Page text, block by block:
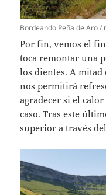
Bordeando Peña de Aro /
Por fin, vemos el
toca remontar una
los dientes. A mitad
nos permitirá
agradecer si el
caso. Tras este
superior a través